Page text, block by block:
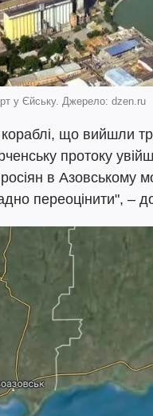
у Єйську. Джерело: dzen.ru
що вийшли
протоку
в Азовському
переоцінити", –